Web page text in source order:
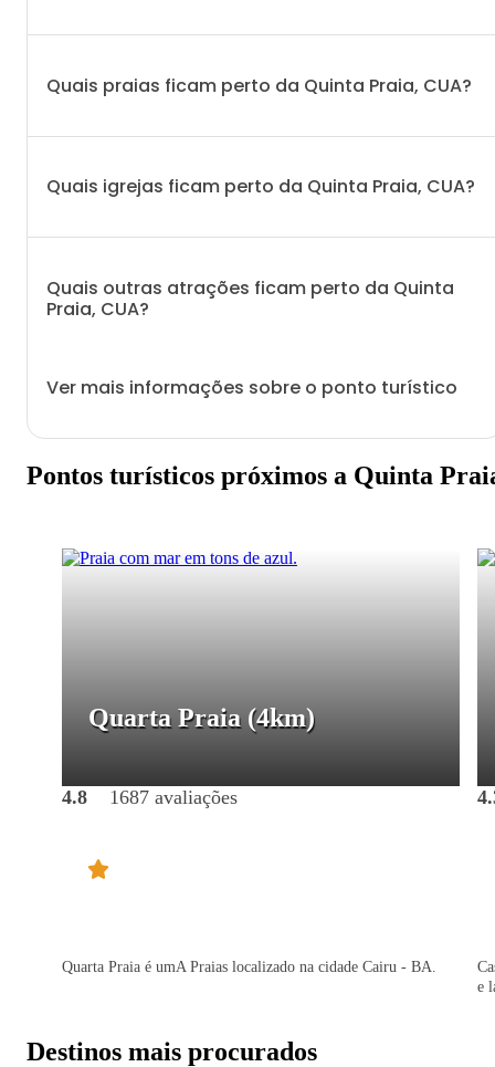
Quais praias ficam perto da Quinta Praia, CUA?
Quais igrejas ficam perto da Quinta Praia, CUA?
Quais outras atrações ficam perto da Quinta
Praia, CUA?
Ver mais informações sobre o ponto turístico
Pontos turísticos próximos a Quinta
Quarta Praia (4km)
4.8 1687 avaliações
Quarta Praia é umA Praias localizado na cidade Cairu - BA.
e
Destinos mais procurados